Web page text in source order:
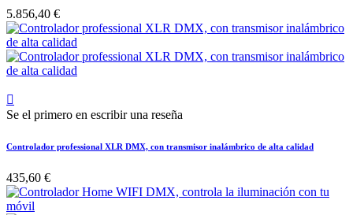
5.856,40 €

Se el primero en escribir una reseña
Controlador professional XLR DMX, con transmisor inalámbrico de alta calidad
435,60 €